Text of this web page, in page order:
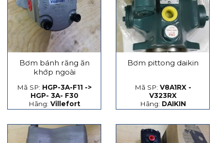
Bơm bánh răng ăn
khớp ngoài
Mã SP: HGP-3A-F11 ->
HGP- 3A- F30
Hãng: Villefort
Bơm pittong daikin
Mã SP: V8A1RX -
V323RX
Hãng: DAIKIN